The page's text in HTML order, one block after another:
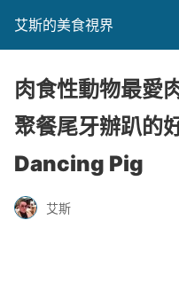
艾斯的美食視界
肉食性動物最愛
聚餐尾牙辦趴的
Dancing Pig
艾斯